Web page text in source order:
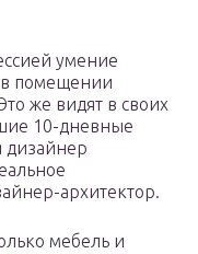
умение
в помещении
же видят в своих
10-дневные
дизайнер
архитектор.
мебель и